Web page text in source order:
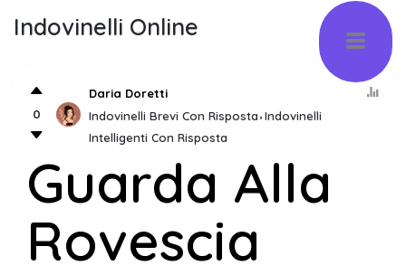
Indovinelli Online
0
Daria Doretti
Indovinelli Brevi Con Risposta Indovinelli
Intelligenti Con Risposta
Guarda Alla
Rovescia